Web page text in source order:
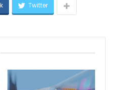
Twitter